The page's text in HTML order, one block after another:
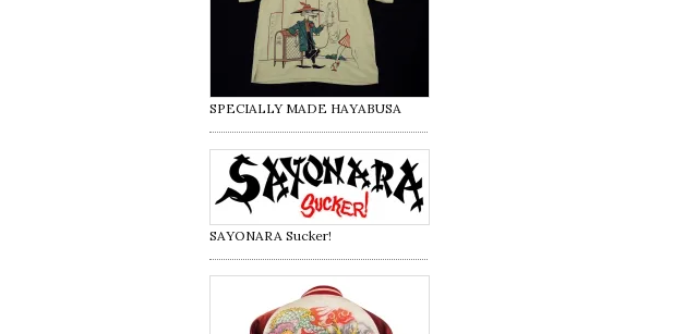
SPECIALLY MADE HAYABUSA
SAYONARA Sucker!